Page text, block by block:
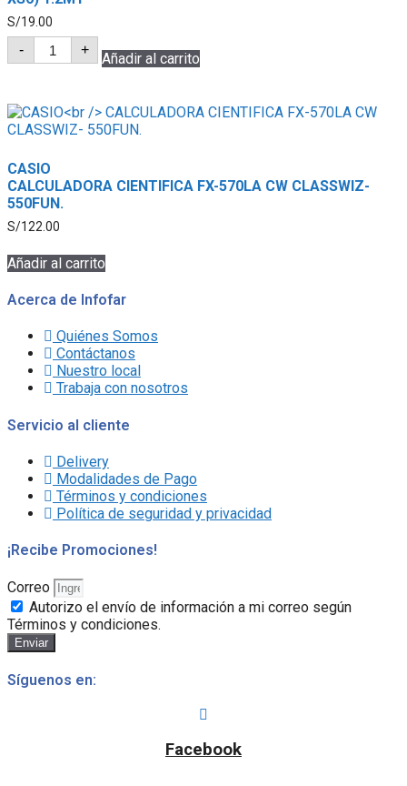
S/19.00
-
TRANYOO
CABLE
MULTICARGADOR
RAPIDA
3
1
(T-
XS6)
1.2MT
cantidad
+
Añadir al carrito
CASIO
CALCULADORA CIENTIFICA FX-570LA CW CLASSWIZ-
550FUN.
S/122.00
Añadir al carrito
Acerca de Infofar
Quiénes Somos
Contáctanos
Nuestro local
Trabaja con nosotros
Servicio al cliente
Delivery
Modalidades de Pago
Términos y condiciones
Política de seguridad y privacidad
¡Recibe Promociones!
Correo
Autorizo el envío de información a mi correo según
Términos y condiciones.
Enviar
Síguenos en:
Facebook